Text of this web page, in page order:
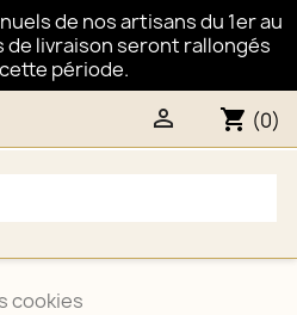
de nos artisans du 1er au
de livraison seront rallongés
période.
shopping_cart (0)

cookies